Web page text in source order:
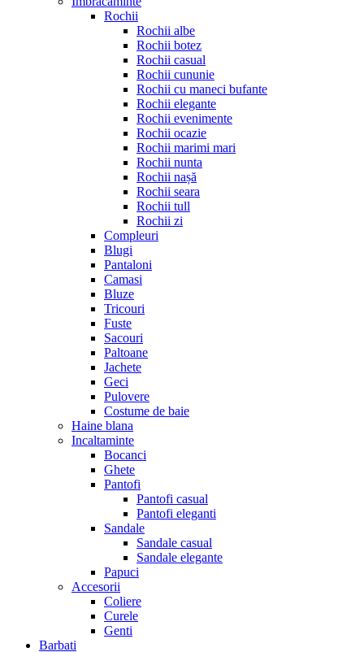
Rochii
Rochii albe
Rochii botez
Rochii casual
Rochii cununie
Rochii cu maneci bufante
Rochii elegante
Rochii evenimente
Rochii ocazie
Rochii marimi mari
Rochii nunta
Rochii nașă
Rochii seara
Rochii tull
Rochii zi
Compleuri
Blugi
Pantaloni
Camasi
Bluze
Tricouri
Fuste
Sacouri
Paltoane
Jachete
Geci
Pulovere
Costume de baie
Haine blana
Incaltaminte
Bocanci
Ghete
Pantofi
Pantofi casual
Pantofi eleganti
Sandale
Sandale casual
Sandale elegante
Papuci
Accesorii
Coliere
Curele
Genti
Barbati